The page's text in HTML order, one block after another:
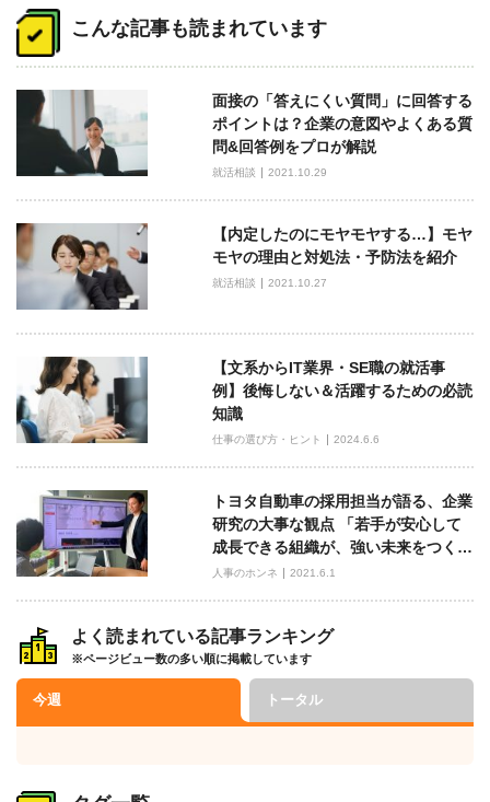
稿
ナ
ゲ
ー
シ
ョ
ン
こんな記事も読まれています
面接の「答えにくい質問」に回答する
ポイントは？企業の意図やよくある質
問&回答例をプロが解説
就活相談 2021.10.29
【内定したのにモヤモヤする…】モヤ
モヤの理由と対処法・予防法を紹介
就活相談 2021.10.27
【文系からIT業界・SE職の就活事
例】後悔しない＆活躍するための必読
知識
仕事の選び方・ヒント 2024.6.6
トヨタ自動車の採用担当が語る、企業
研究の大事な観点 「若手が安心して
成長できる組織が、強い未来をつく…
人事のホンネ 2021.6.1
よく読まれている記事ランキング
※ページビュー数の多い順に掲載しています
今週 トータル